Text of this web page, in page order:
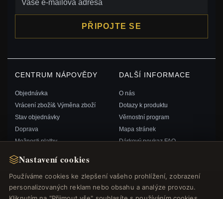
Nastavení cookies
Používáme cookies ke zlepšení vašeho prohlížení, zobrazení
personalizovaných reklam nebo obsahu a analýze provozu.
PŘIPOJTE SE
CENTRUM NÁPOVĚDY
Objednávka
Vrácení zboží& Výměna zboží
Stav objednávky
Doprava
Možnosti platby
Kontaktujte nás
DALŠÍ INFORMACE
O nás
Dotazy k produktu
Věrnostní program
Mapa stránek
Dárkový poukaz FAQ
RYCHLÉ ODKAZY SLEDUJTE NÁS